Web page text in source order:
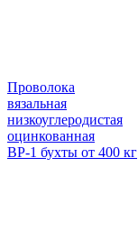
Проволока
вязальная
низкоуглеродистая
оцинкованная
ВР-1 бухты от 400 кг